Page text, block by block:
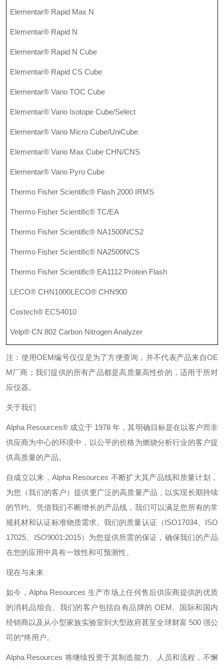
Elementar® Rapid Max N
Elementar® Rapid N
Elementar® Rapid N Cube
Elementar® Rapid CS Cube
Elementar® Vario TOC Cube
Elementar® Vario Isotope Cube/Select
Elementar® Vario Micro Cube/UniCube
Elementar® Vario Max Cube CHN/CNS
Elementar® Vario Pyro Cube
Thermo Fisher Scientific® Flash 2000 IRMS
Thermo Fisher Scientific® TC/EA
Thermo Fisher Scientific® NA1500NCS2
Thermo Fisher Scientific® NA2500NCS
Thermo Fisher Scientific® EA1112 Protein Flash
LECO® CHN1000LECO® CHN900
Costech® ECS4010
Velp® CN 802 Carbon Nitrogen Analyzer
注：使用OEM编号仅仅是为了方便查询，并不代表产品来自OE
M厂商；我们提供的所有产品都是高质量高性价的，适用于所对
应仪器。
关于我们
Alpha Resources® 成立于 1978年，其明确目标是在以客户而非
供应商为中心的环境中，以公平的价格为燃烧分析行业的客户提
供高质量的产品。
自成立以来， Alpha Resources 不断扩大其产品线和质量计划，
为您（我们的客户）提供更广泛的高质量产品，以实现长期持续
的节约。凭借我们不断增长的产品线，我们可以满足您所有的常
规耗材和认证标准物质需求。我们的质量认证（ISO17034、 ISO
17025
ISO9001:2015）为您提供所需的保证，确保我们的产品
在您的应用中具有一致性和可预测性。
现在与未来
如今， Alpha Resources 生产市场上任何售后供应商提供的优质
的消耗品组合。我们的客户包括自有品牌的 OEM 、国际和国内
经销商以及从小型家族实验室到大型政府甚至全球财富 500 强公
司的*终用户。
Alpha Resources 将继续投资于其制造能力、人员和流程，不懈